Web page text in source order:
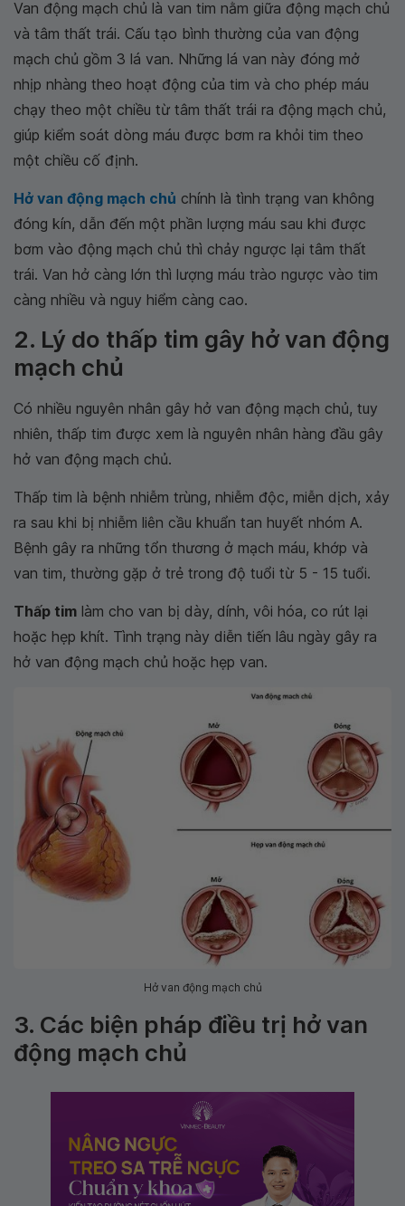
Van động mạch chủ là van tim nằm giữa động mạch chủ
và tâm thất trái. Cấu tạo bình thường của van động
mạch chủ gồm 3 lá van. Những lá van này đóng mở
nhịp nhàng theo hoạt động của tim và cho phép máu
chạy theo một chiều từ tâm thất trái ra động mạch chủ,
giúp kiểm soát dòng máu được bơm ra khỏi tim theo
một chiều cố định.
Hở van động mạch chủ chính là tình trạng van không
đóng kín, dẫn đến một phần lượng máu sau khi được
bơm vào động mạch chủ thì chảy ngược lại tâm thất
trái. Van hở càng lớn thì lượng máu trào ngược vào tim
càng nhiều và nguy hiểm càng cao.
2. Lý do thấp tim gây hở van động
mạch chủ
Có nhiều nguyên nhân gây hở van động mạch chủ, tuy
nhiên, thấp tim được xem là nguyên nhân hàng đầu gây
hở van động mạch chủ.
Thấp tim là bệnh nhiễm trùng, nhiễm độc, miễn dịch, xảy
ra sau khi bị nhiễm liên cầu khuẩn tan huyết nhóm A.
Bệnh gây ra những tổn thương ở mạch máu, khớp và
van tim, thường gặp ở trẻ trong độ tuổi từ 5 - 15 tuổi.
Thấp tim làm cho van bị dày, dính, vôi hóa, co rút lại
hoặc hẹp khít. Tình trạng này diễn tiến lâu ngày gây ra
hở van động mạch chủ hoặc hẹp van.
Hở van động mạch chủ
3. Các biện pháp điều trị hở van
động mạch chủ